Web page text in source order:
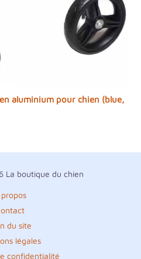
aluminium pour chien (blue,
La boutique du chien
du site
légales
confidentialité